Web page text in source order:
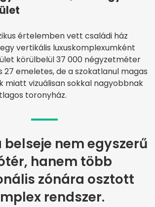
értelemben vett családi ház
vertikális luxuskomplexumként
körülbelül 37 000 négyzetméter
emeletes, de a szokatlanul magas
miatt vizuálisan sokkal nagyobbnak
toronyház.
belseje nem egyszerű
hanem több
zónára osztott
rendszer.